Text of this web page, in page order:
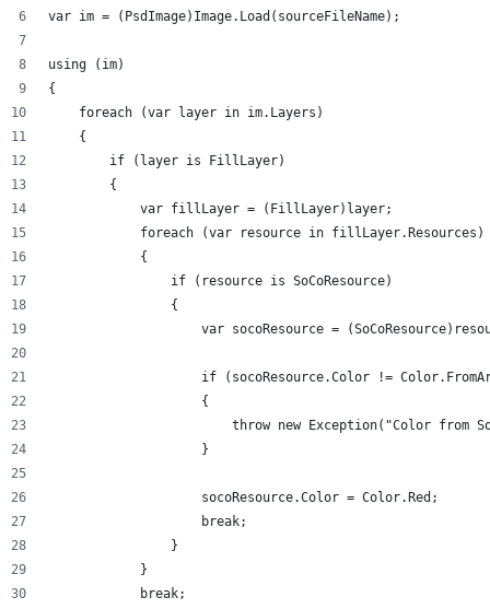
var im = (PsdImage)Image.Load(sourceFileName);
using (im)
{
    foreach (var layer in im.Layers)
    {
        if (layer is FillLayer)
        {
            var fillLayer = (FillLayer)layer;
            foreach (var resource in fillLayer.Resources)
            {
                if (resource is SoCoResource)
                {
var socoResource =
if (socoResource.Color !=
                    {
throw new Exception("Color from
                    }
                    socoResource.Color = Color.Red;
                    break;
                }
            }
            break;